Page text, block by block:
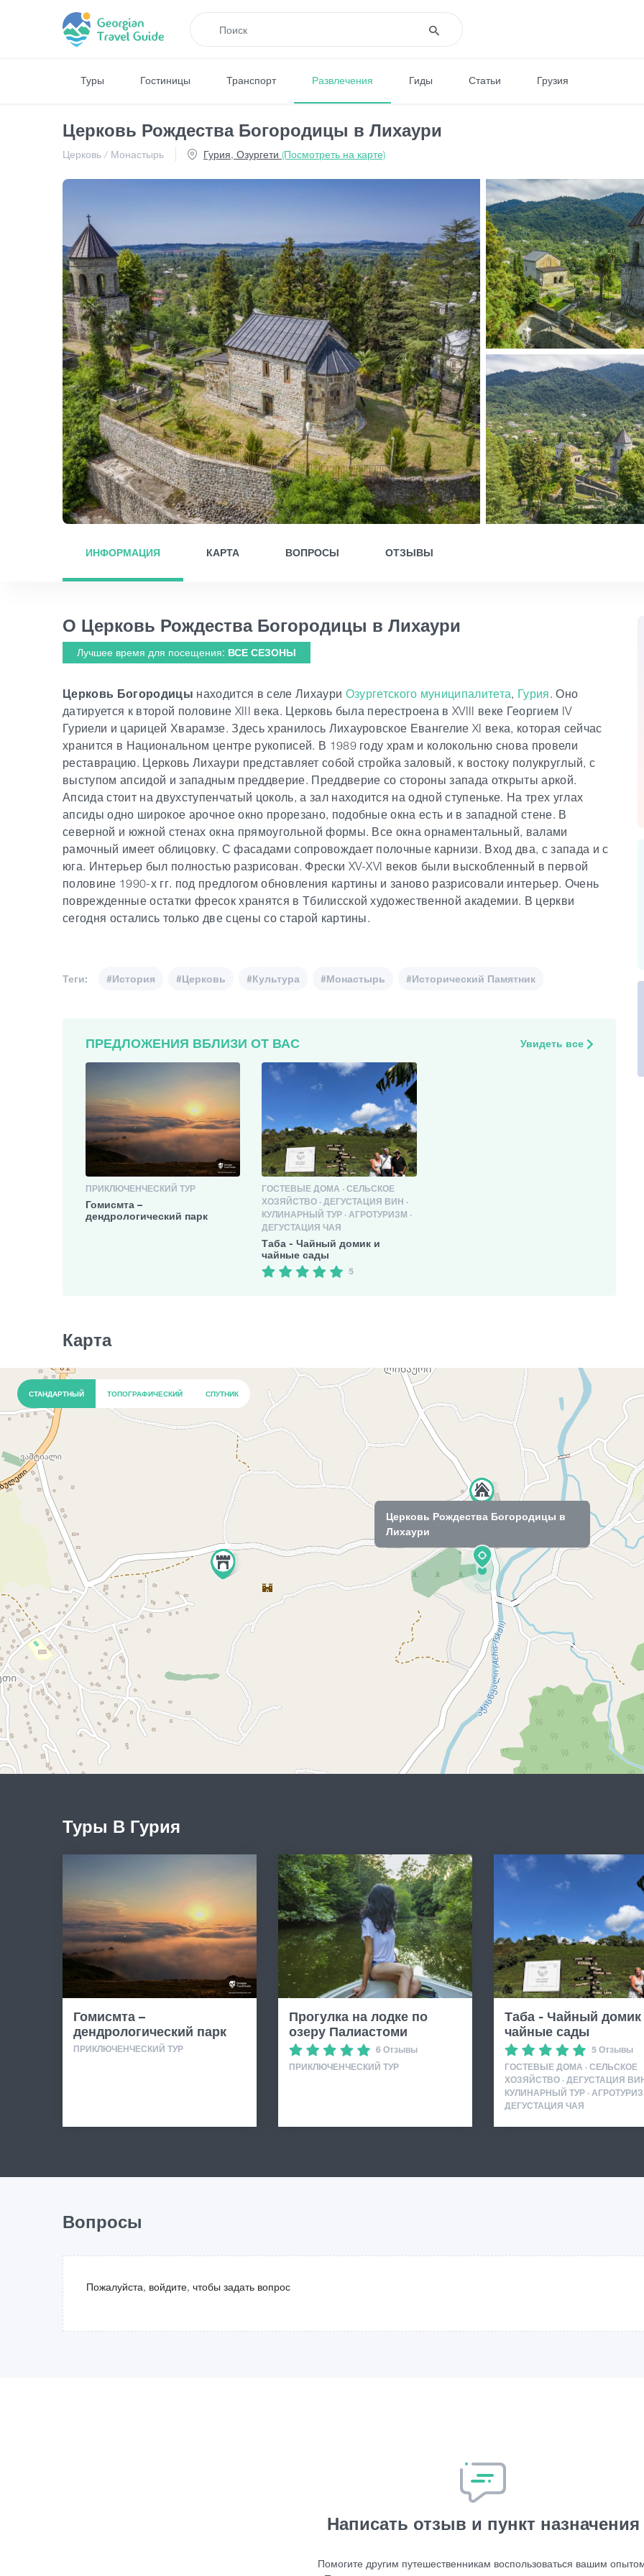
Туры Гостиницы Транспорт Развлечения Гиды Статьи Грузия
Церковь Рождества Богородицы в Лихаури
Церковь / Монастырь Гурия, Озургети (Посмотреть на карте)
ИНФОРМАЦИЯ КАРТА ВОПРОСЫ ОТЗЫВЫ
О Церковь Рождества Богородицы в Лихаури
Лучшее время для посещения: ВСЕ СЕЗОНЫ
Церковь Богородицы находится в селе Лихаури Озургетского муниципалитета, Гурия. Оно
датируется к второй половине XIII века. Церковь была перестроена в XVIII веке Георгием IV
Гуриели и царицей Хварамзе. Здесь хранилось Лихауровское Евангелие XI века, которая сейчас
хранится в Национальном центре рукописей. В 1989 году храм и колокольню снова провели
реставрацию. Церковь Лихаури представляет собой стройка заловый, к востоку полукруглый, с
выступом апсидой и западным преддверие. Преддверие со стороны запада открыты аркой.
Апсида стоит на двухступенчатый цоколь, а зал находится на одной ступеньке. На трех углах
апсиды одно широкое арочное окно прорезано, подобные окна есть и в западной стене. В
северной и южной стенах окна прямоугольной формы. Все окна орнаментальный, валами
рамочный имеет облицовку. С фасадами сопровождает полочные карнизи. Вход два, с запада и с
юга. Интерьер был полностью разрисован. Фрески XV-XVI веков были выскобленный в первой
половине 1990-х гг. под предлогом обновления картины и заново разрисовали интерьер. Очень
поврежденные остатки фресок хранятся в Тбилисской художественной академии. В церкви
сегодня остались только две сцены со старой картины.
Теги: #История #Церковь #Культура #Монастырь #Исторический Памятник
ПРЕДЛОЖЕНИЯ ВБЛИЗИ ОТ ВАС Увидеть все
ПРИКЛЮЧЕНЧЕСКИЙ ТУР
Гомисмта –
дендрологический парк
ГОСТЕВЫЕ ДОМА · СЕЛЬСКОЕ
ХОЗЯЙСТВО · ДЕГУСТАЦИЯ ВИН ·
КУЛИНАРНЫЙ ТУР · АГРОТУРИЗМ ·
ДЕГУСТАЦИЯ ЧАЯ
Таба - Чайный домик и
чайные сады
5
Карта
Церковь Рождества Богородицы в
Лихаури
СТАНДАРТНЫЙ ТОПОГРАФИЧЕСКИЙ СПУТНИК
Туры В Гурия
Гомисмта –
дендрологический парк
ПРИКЛЮЧЕНЧЕСКИЙ ТУР
Прогулка на лодке по
озеру Палиастоми
6 Отзывы
ПРИКЛЮЧЕНЧЕСКИЙ ТУР
Таба - Чайный домик
чайные сады
5 Отзывы
ГОСТЕВЫЕ ДОМА · СЕЛЬСКОЕ
ХОЗЯЙСТВО · ДЕГУСТАЦИЯ
КУЛИНАРНЫЙ ТУР ·
ДЕГУСТАЦИЯ ЧАЯ
Вопросы
Пожалуйста, войдите, чтобы задать вопрос
Написать отзыв и пункт назначения
Помогите другим путешественникам воспользоваться вашим